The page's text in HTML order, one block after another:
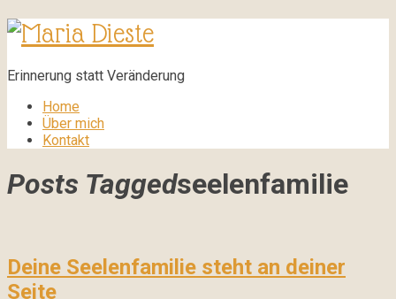
Maria
Erinnerung statt Veränderung
Home
Über mich
Kontakt
Posts Taggedseelenfamilie
Deine Seelenfamilie steht an deiner
Seite